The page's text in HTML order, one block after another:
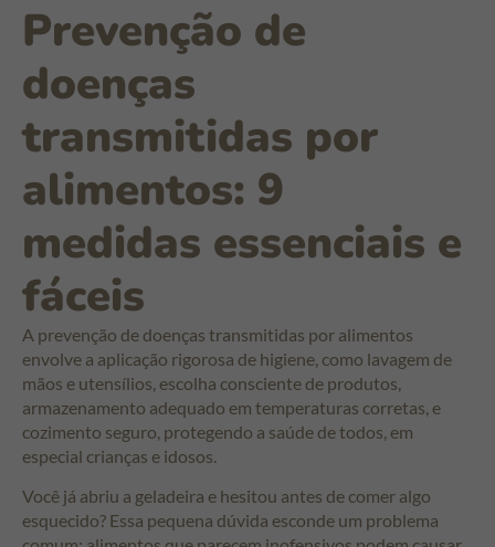
Prevenção de
doenças
transmitidas por
alimentos: 9
medidas essenciais e
fáceis
A prevenção de doenças transmitidas por alimentos
envolve a aplicação rigorosa de higiene, como lavagem de
mãos e utensílios, escolha consciente de produtos,
armazenamento adequado em temperaturas corretas, e
cozimento seguro, protegendo a saúde de todos, em
especial crianças e idosos.
Você já abriu a geladeira e hesitou antes de comer algo
esquecido? Essa pequena dúvida esconde um problema